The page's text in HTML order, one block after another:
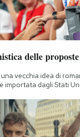
delle
vecchia idea di
importata dagli Stati